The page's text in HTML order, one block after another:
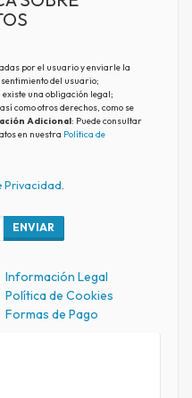
por el usuario y enviarle la
del usuario;
existe una obligación legal;
como otros derechos, como se
Adicional: Puede consultar
en nuestra Política de
Privacidad
ENVIAR
Información Legal
Política de Cookies
Formas de Pago